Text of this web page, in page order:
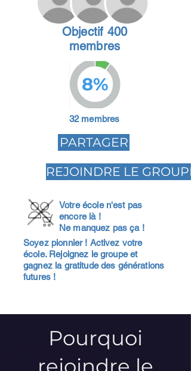
Objectif 400
membres
8%
32 membres
PARTAGER
REJOINDRE LE GROUPE
Votre école n'est pas
encore là !
Ne manquez pas ça !
Soyez pionnier ! Activez votre
école. Rejoignez le groupe et
gagnez la gratitude des générations
futures !
Pourquoi